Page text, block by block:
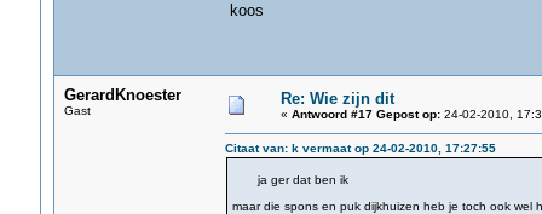
koos
GerardKnoester
Gast
Re: Wie zijn dit
« Antwoord #17 Gepost op:24-02-2010,
Citaat van: k vermaat op 24-02-2010, 17:27:55
ja ger dat ben ik
maar die spons en puk dijkhuizen heb je toch ook wel